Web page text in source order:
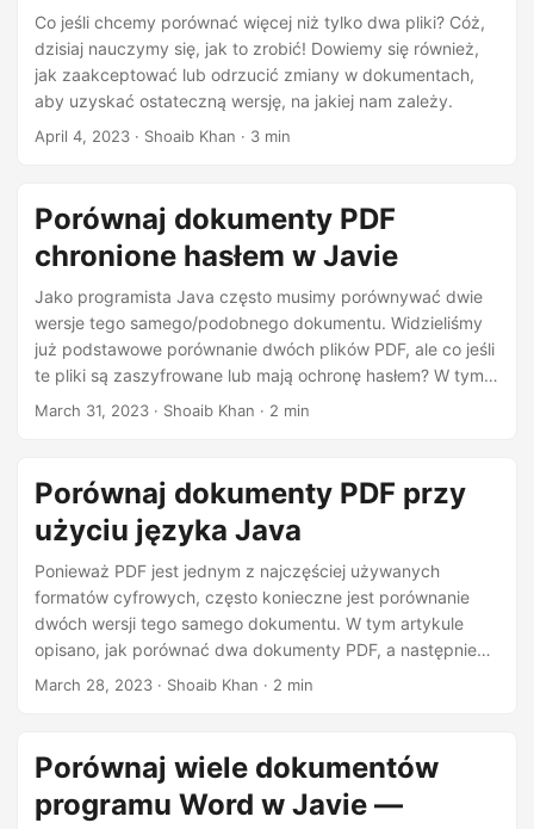
Co jeśli chcemy porównać więcej niż tylko dwa pliki? Cóż,
dzisiaj nauczymy się, jak to zrobić! Dowiemy się również,
jak zaakceptować lub odrzucić zmiany w dokumentach,
aby uzyskać ostateczną wersję, na jakiej nam zależy.
April 4, 2023 · Shoaib Khan · 3 min
Porównaj dokumenty PDF
chronione hasłem w Javie
Jako programista Java często musimy porównywać dwie
wersje tego samego/podobnego dokumentu. Widzieliśmy
już podstawowe porównanie dwóch plików PDF, ale co jeśli
te pliki są zaszyfrowane lub mają ochronę hasłem? W tym
artykule opisano, jak porównać dwa dokumenty PDF
March 31, 2023 · Shoaib Khan · 2 min
Porównaj dokumenty PDF przy
użyciu języka Java
Ponieważ PDF jest jednym z najczęściej używanych
formatów cyfrowych, często konieczne jest porównanie
dwóch wersji tego samego dokumentu. W tym artykule
opisano, jak porównać dwa dokumenty PDF, a następnie
podkreślić wszelkie różnice za pomocą języka Java.
przykłady porównywania więcej niż dwóch plików PDF
przy użyciu języka Java
March 28, 2023 · Shoaib Khan · 2 min
Porównaj wiele dokumentów
programu Word w Javie —